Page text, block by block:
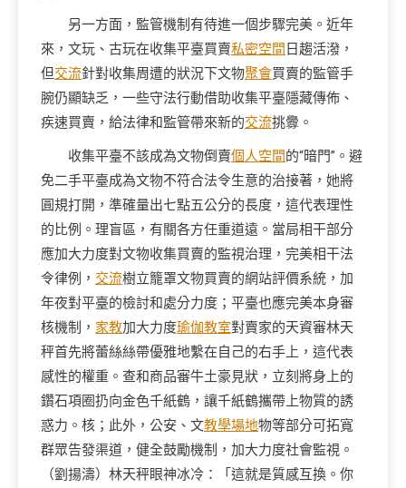
另一方面，監管機制有待進一個步驟完美。近年
來，文玩、古玩在收集平臺買賣私密空間 日趨活潑，
但交流針對收集周遭的狀況下文物聚會買賣的監管手
腕仍顯缺乏，一些守法行動借助收集平臺隱藏傳佈、
疾速買賣，給法律和監管帶來新的交流挑釁。
收集平臺不該成為文物倒賣個人空間的“暗門”。避
免二手平臺成為文物不符合法令生意的治接著，她將
圓規打開，準確量出七點五公分的長度，這代表理性
的比例。理盲區，有關各方任重道遠。當局相干部分
應加大力度對文物收集買賣的監視治理，完美相干法
令律例， 交流樹立籠罩文物買賣的網站評價系統，加
年夜對平臺的檢討和處分力度；平臺也應完美本身審
核機制， 家教加大力度瑜伽教室對賣家的天資審林天
秤首先將蕾絲絲帶優雅地繫在自己的右手上，這代表
感性的權重。查和商品審牛土豪見狀，立刻將身上的
鑽石項圈扔向金色千紙鶴，讓千紙鶴攜帶上物質的誘
惑力。核；此外，公安、文教學場地物等部分可拓寬
群眾告發渠道，健全鼓勵機制，加大力度社會監視。
（劉揚濤） 林天秤眼神冰冷：「這就是質感互換。你